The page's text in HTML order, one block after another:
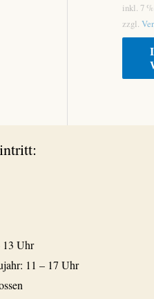
inkl. 7
zzgl.
13 Uhr
11 – 17 Uhr